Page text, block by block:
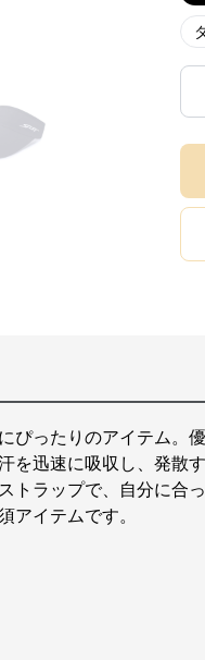
ぴったりのアイテム。
を迅速に吸収し、発散
トラップで、自分に合
アイテムです。